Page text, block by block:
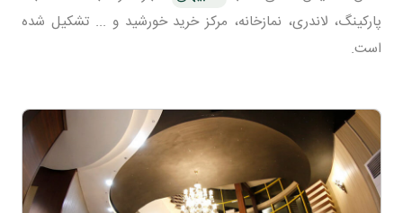
پارکینگ، لاندری، نمازخانه، مرکز خرید خورشید و ... تشکیل شده
است.